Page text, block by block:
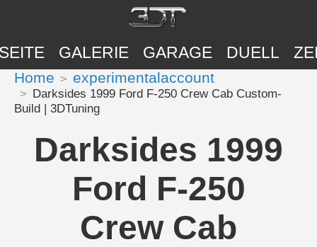
GALERIE GARAGE DUELL
Home experimentalaccount
Darksides 1999 Ford F-250 Crew Cab Custom-
Build | 3DTuning
Darksides 1999
Ford F-250
Crew Cab